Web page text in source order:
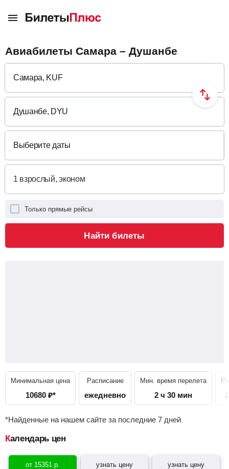
Авиабилеты Самара – Душанбе
Выберите даты
Только прямые рейсы
Найти билеты
Минимальная цена
10680 ₽*
Расписание
ежедневно
Мин. время перелета
2 ч 30 мин
*Найденные на нашем сайте за последние 7 дней
Календарь цен
от 15351 р. узнать цену узнать цену